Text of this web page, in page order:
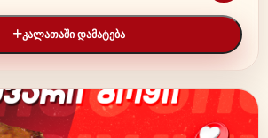
ᲙᲐᲚᲐᲗᲐᲨᲘ ᲓᲐᲛᲐᲢᲔᲑᲐ